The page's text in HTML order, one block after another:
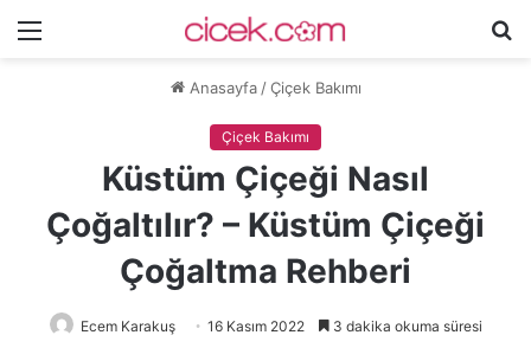
Menü
Anasayfa / Çiçek Bakımı
Çiçek Bakımı
Küstüm Çiçeği Nasıl
Çoğaltılır? – Küstüm Çiçeği
Çoğaltma Rehberi
Ecem Karakuş 16 Kasım 2022 3 dakika okuma süresi